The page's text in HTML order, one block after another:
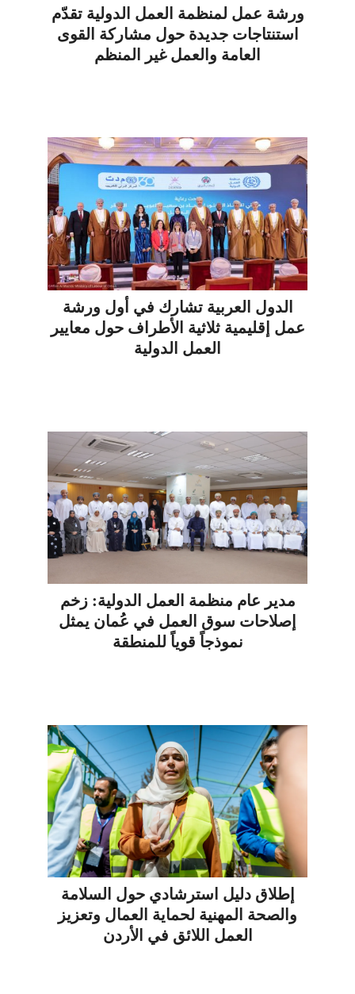
ورشة عمل لمنظمة العمل الدولية تقدّم
استنتاجات جديدة حول مشاركة القوى
العامة والعمل غير المنظم
الدول العربية تشارك في أول ورشة
عمل إقليمية ثلاثية الأطراف حول معايير
العمل الدولية
مدير عام منظمة العمل الدولية: زخم
إصلاحات سوق العمل في عُمان يمثل
نموذجاً قوياً للمنطقة
إطلاق دليل استرشادي حول السلامة
والصحة المهنية لحماية العمال وتعزيز
العمل اللائق في الأردن